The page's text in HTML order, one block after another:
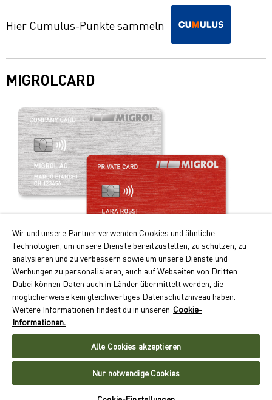
Hier Cumulus-Punkte sammeln
MIGROLCARD
Ihre Vorteile auf einen Blick:
Doppelte Cumulus-Punkte beim Tanken und Laden
Kontaktloses Zahlen auf Monatsrechnung
Akzeptanz an über 550 Standorten schweizweit
Jetzt Migrolcard beantragen
Wir und unsere Partner verwenden Cookies und ähnliche
Technologien, um unsere Dienste bereitzustellen, zu schützen, zu
analysieren und zu verbessern sowie um unsere Dienste und
Werbungen zu personalisieren, auch auf Webseiten von Dritten.
Dabei können Daten auch in Länder übermittelt werden, die
möglicherweise kein gleichwertiges Datenschutzniveau haben.
Weitere Informationen findest du in unseren Cookie-
Informationen.
Alle Cookies akzeptieren
Nur notwendige Cookies